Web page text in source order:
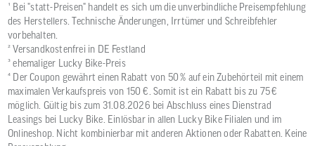
¹ Bei "statt-Preisen" handelt es sich um die unverbindliche Preisempfehlung
des Herstellers. Technische Änderungen, Irrtümer und Schreibfehler
vorbehalten.
² Versandkostenfrei in DE Festland
³ ehemaliger Lucky Bike-Preis
⁴ Der Coupon gewährt einen Rabatt von 50 % auf ein Zubehörteil mit einem
maximalen Verkaufspreis von 150 €. Somit ist ein Rabatt bis zu 75 €
möglich. Gültig bis zum 31.08.2026 bei Abschluss eines Dienstrad
Leasings bei Lucky Bike. Einlösbar in allen Lucky Bike Filialen und im
Onlineshop. Nicht kombinierbar mit anderen Aktionen oder Rabatten. Keine